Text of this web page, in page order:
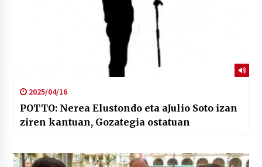
2025/04/16
POTTO: Nerea Elustondo eta aJulio Soto izan
ziren kantuan, Gozategia ostatuan